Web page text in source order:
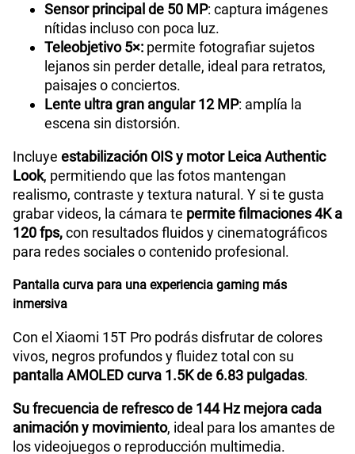
Sensor principal de 50 MP: captura imágenes
nítidas incluso con poca luz.
Teleobjetivo 5×: permite fotografiar sujetos
lejanos sin perder detalle, ideal para retratos,
paisajes o conciertos.
Lente ultra gran angular 12 MP: amplía la
escena sin distorsión.
Incluye estabilización OIS y motor Leica Authentic
Look, permitiendo que las fotos mantengan
realismo, contraste y textura natural. Y si te gusta
grabar videos, la cámara te permite filmaciones 4K a
120 fps,con resultados fluidos y cinematográficos
para redes sociales o contenido profesional.
Pantalla curva para una experiencia gaming más
inmersiva
Con el Xiaomi 15T Pro podrás disfrutar de colores
vivos, negros profundos y fluidez total con su
pantalla AMOLED curva 1.5K de 6.83 pulgadas.
Su frecuencia de refresco de 144 Hz mejora cada
animación y movimiento, ideal para los amantes de
los videojuegos o reproducción multimedia.